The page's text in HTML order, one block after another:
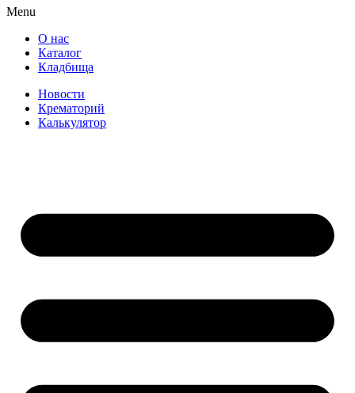
Menu
О нас
Каталог
Кладбища
Новости
Крематорий
Калькулятор